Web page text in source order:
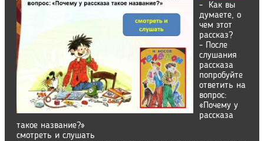
- Как вы
думаете, о
чем этот
рассказ?
- После
слушания
рассказа
попробуйте
ответить на
вопрос:
«Почему у
рассказа
такое название?»
смотреть и слушать